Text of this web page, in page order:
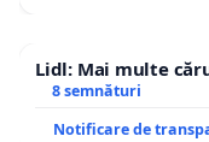
Lidl: Mai multe
8 semnături
Notificare de